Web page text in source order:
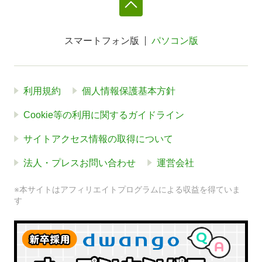
スマートフォン版 パソコン版
利用規約 個人情報保護基本方針
Cookie等の利用に関するガイドライン
サイトアクセス情報の取得について
法人・プレスお問い合わせ 運営会社
※本サイトはアフィリエイトプログラムによる収益を得ていま
す